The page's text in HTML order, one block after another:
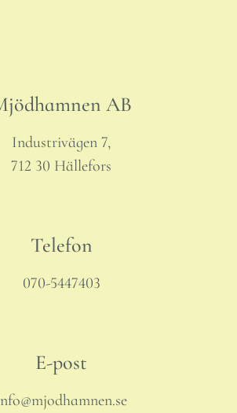
AB
Industrivägen 7,
712 30 Hällefors
Telefon
070-5447403
E-post